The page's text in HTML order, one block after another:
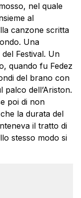
nel quale
al
canzone scritta
Una
Festival. Un
quando fu Fedez
del brano con
palco dell’Ariston.
poi di non
la durata del
il tratto di
stesso modo si